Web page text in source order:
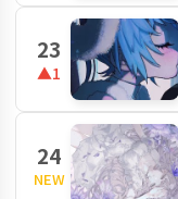
23
▲1
24
NEW